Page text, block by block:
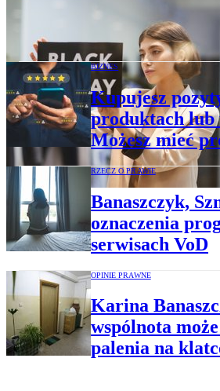
Jasne reguły w Black
oznaczać prawidłowo cenę?
BIZNES
Kupujesz
produktach lub
Możesz mieć
RZECZ O PRAWIE
Banaszczyk,
oznaczenia
serwisach VoD
OPINIE PRAWNE
Karina
wspólnota
palenia na